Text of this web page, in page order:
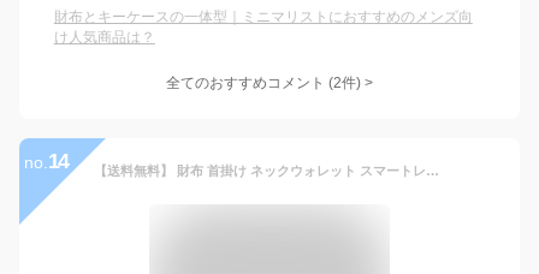
財布とキーケースの一体型｜ミニマリストにおすすめのメンズ向
け人気商品は？
全てのおすすめコメント (2件) >
no. 14 【送料無料】 財布 首掛け ネックウォレット スマートレザーケース 首下げ コインケース カードケース 本革 パスケース マルチケース ネックポーチ フラグメントケース レザーミニポーチ トラベルグッズ 海外旅行 防犯グッズ ケース 貴重品入れ 旅行 首 アウトドア ミニ財布